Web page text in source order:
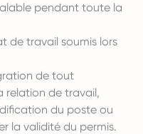
pendant toute la
de travail soumis lors
de tout
relation de travail,
du poste ou
la validité du permis.